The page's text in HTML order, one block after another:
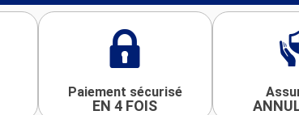
Paiement sécurisé
EN 4 FOIS